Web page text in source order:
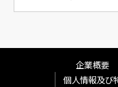
企業概要
個人情報及び